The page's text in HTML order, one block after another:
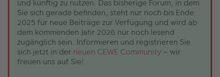
und künftig zu nutzen. Das bisherige Forum, in dem
Sie sich gerade befinden, steht nur noch bis Ende
2025 für neue Beiträge zur Verfügung und wird ab
dem kommenden Jahr 2026 nur noch lesend
zugänglich sein. Informieren und registrieren Sie
sich jetzt in der neuen CEWE Community – wir
freuen uns auf Sie!